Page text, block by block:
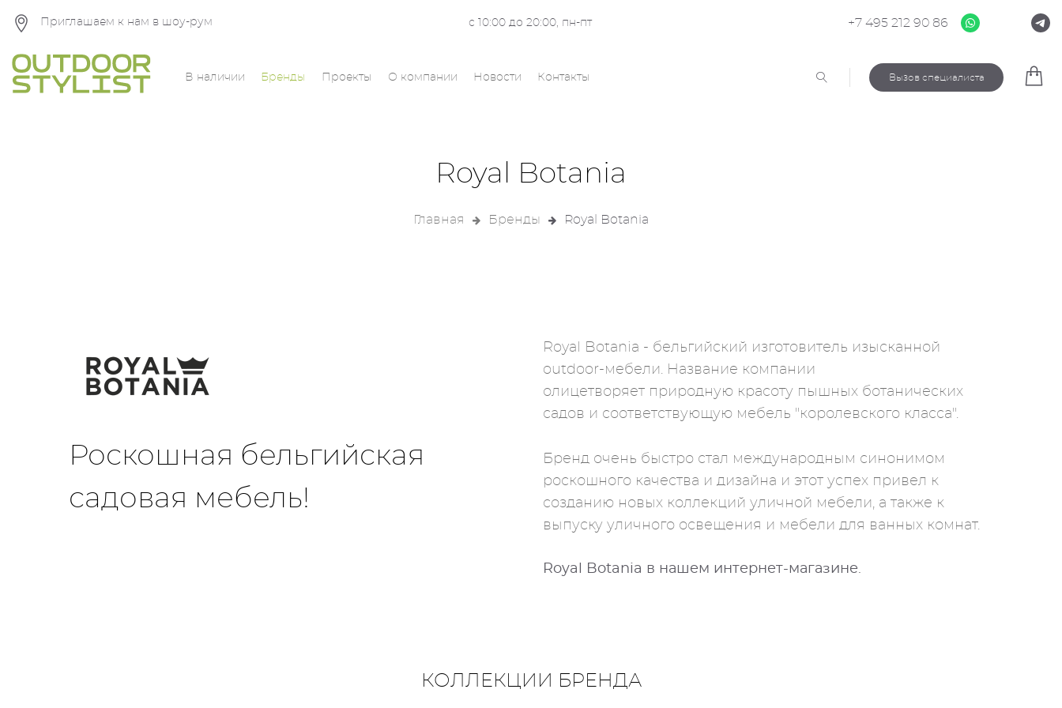
Приглашаем к нам в шоу-рум с 10:00 до 20:00, пн-пт +7 495 212 90 86
В наличии Бренды Проекты О компании Новости Контакты Вызов специалиста
Royal Botania
Главная Бренды Royal Botania
Роскошная бельгийская
садовая мебель!
Royal Botania - бельгийский изготовитель изысканной
outdoor-мебели. Название компании
олицетворяет природную красоту пышных ботанических
садов и соответствующую мебель "королевского класса".
Бренд очень быстро стал международным синонимом
роскошного качества и дизайна и этот успех привел к
созданию новых коллекций уличной мебели, а также к
выпуску уличного освещения и мебели для ванных комнат.
Royal Botania в нашем интернет-магазине.
КОЛЛЕКЦИИ БРЕНДА